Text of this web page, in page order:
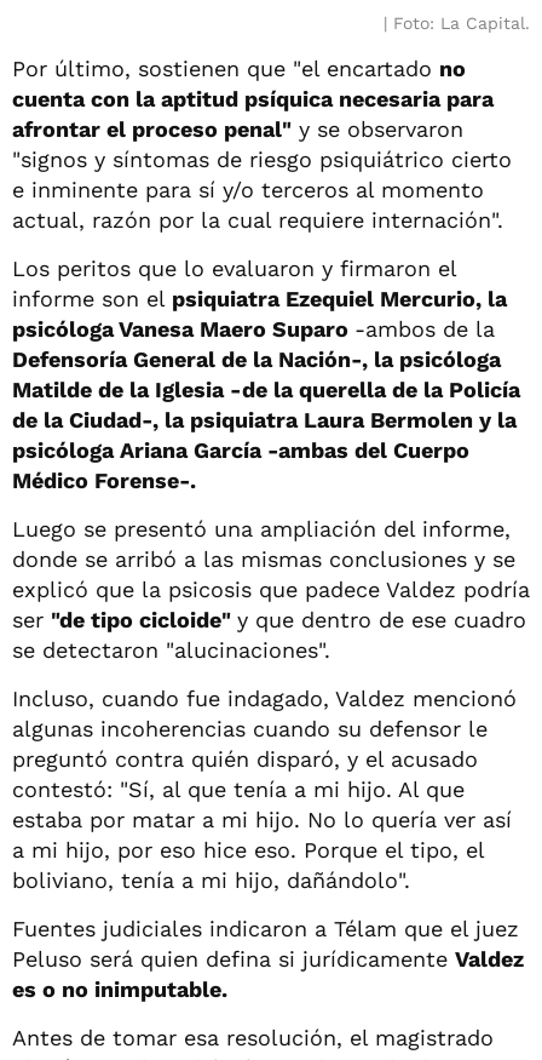
Foto: La Capital.
Por último, sostienen que "el encartado no
cuenta con la aptitud psíquica necesaria para
afrontar el proceso penal" y se observaron
"signos y síntomas de riesgo psiquiátrico cierto
e inminente para sí y/o terceros al momento
actual, razón por la cual requiere internación".
Los peritos que lo evaluaron y firmaron el
informe son el psiquiatra Ezequiel Mercurio, la
psicóloga Vanesa Maero Suparo -ambos de la
Defensoría General de la Nación-, la psicóloga
Matilde de la Iglesia -de la querella de la Policía
de la Ciudad-, la psiquiatra Laura Bermolen y la
psicóloga Ariana García -ambas del Cuerpo
Médico Forense-.
Luego se presentó una ampliación del informe,
donde se arribó a las mismas conclusiones y se
explicó que la psicosis que padece Valdez podría
ser "de tipo cicloide" y que dentro de ese cuadro
se detectaron "alucinaciones".
Incluso, cuando fue indagado, Valdez mencionó
algunas incoherencias cuando su defensor le
preguntó contra quién disparó, y el acusado
contestó: "Sí, al que tenía a mi hijo. Al que
estaba por matar a mi hijo. No lo quería ver así
a mi hijo, por eso hice eso. Porque el tipo, el
boliviano, tenía a mi hijo, dañándolo".
Fuentes judiciales indicaron a Télam que el juez
Peluso será quien defina si jurídicamente Valdez
es o no inimputable.
Antes de tomar esa resolución, el magistrado